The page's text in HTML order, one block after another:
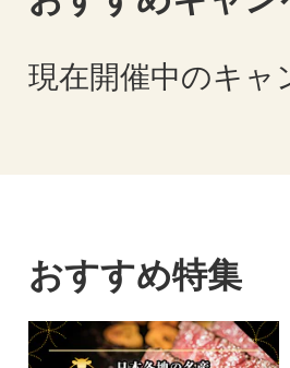
現在開催中のキ
おすすめ特集